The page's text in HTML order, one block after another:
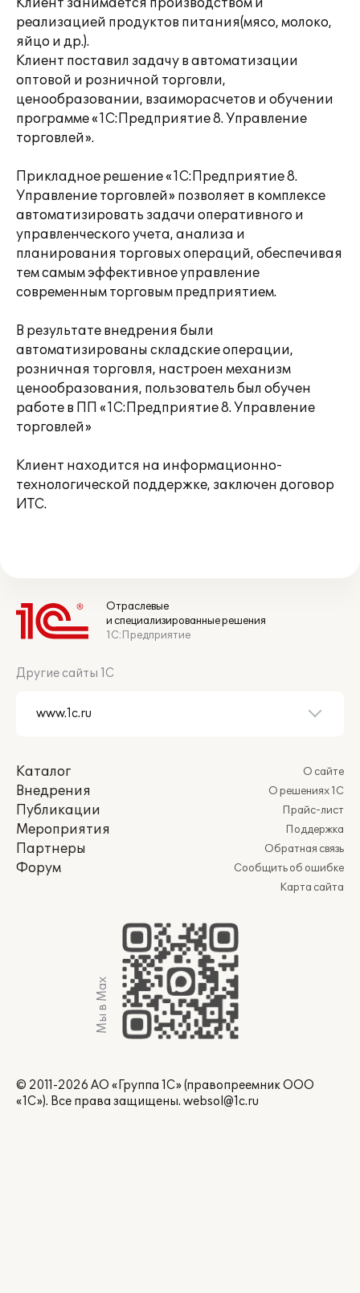
Клиент занимается производством и
реализацией продуктов питания(мясо, молоко,
яйцо и др.).
Клиент поставил задачу в автоматизации
оптовой и розничной торговли,
ценообразовании, взаиморасчетов и обучении
программе «1С:Предприятие 8. Управление
торговлей».
Прикладное решение «1С:Предприятие 8.
Управление торговлей» позволяет в комплексе
автоматизировать задачи оперативного и
управленческого учета, анализа и
планирования торговых операций, обеспечивая
тем самым эффективное управление
современным торговым предприятием.
В результате внедрения были
автоматизированы складские операции,
розничная торговля, настроен механизм
ценообразования, пользователь был обучен
работе в ПП «1С:Предприятие 8. Управление
торговлей»
Клиент находится на информационно-
технологической поддержке, заключен договор
ИТС.
Отраслевые
и специализированные решения
1С:Предприятие
Другие сайты 1С
Каталог
Внедрения
Публикации
Мероприятия
Партнеры
Форум
О сайте
О решениях 1С
Прайс-лист
Поддержка
Обратная связь
Сообщить об ошибке
Карта сайта
Мы в Max
© 2011-2026 АО «Группа 1С» (правопреемник ООО
«1С»). Все права защищены. websol@1c.ru